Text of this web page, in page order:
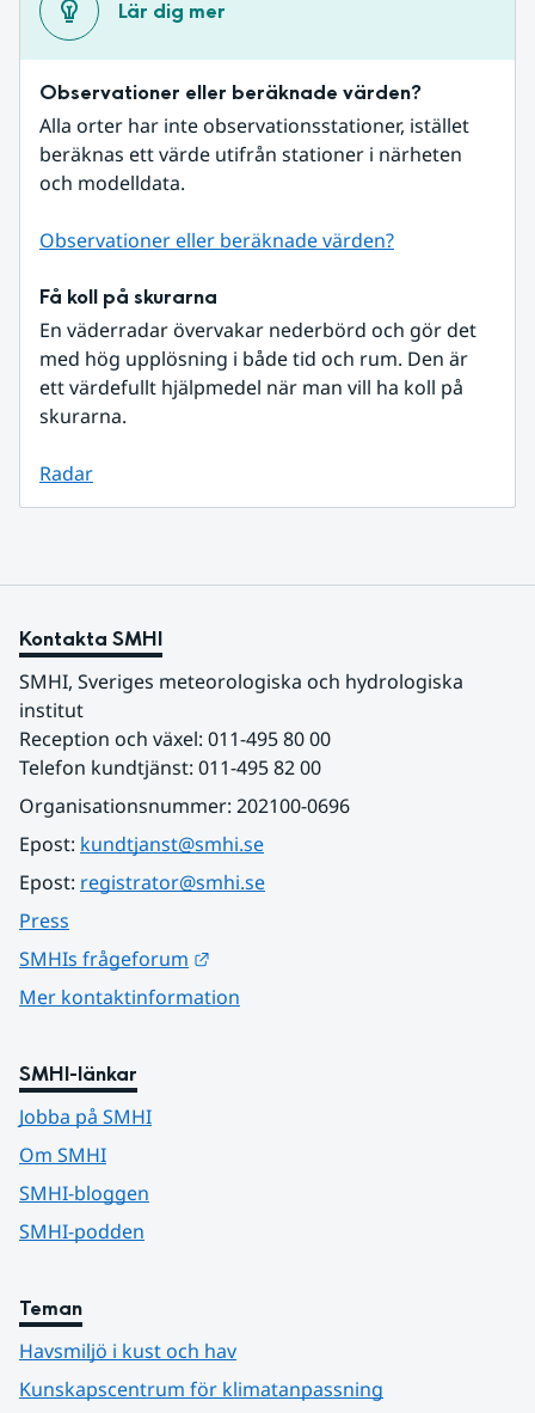
Lär dig mer
Observationer eller beräknade värden?
Alla orter har inte observationsstationer, istället
beräknas ett värde utifrån stationer i närheten
och modelldata.
Observationer eller beräknade värden?
Få koll på skurarna
En väderradar övervakar nederbörd och gör det
med hög upplösning i både tid och rum. Den är
ett värdefullt hjälpmedel när man vill ha koll på
skurarna.
Radar
Kontakta SMHI
SMHI, Sveriges meteorologiska och hydrologiska
institut
Reception och växel: 011-495 80 00
Telefon kundtjänst: 011-495 82 00
Organisationsnummer: 202100-0696
Epost: kundtjanst@smhi.se
Epost: registrator@smhi.se
Press
SMHIs frågeforum
Mer kontaktinformation
SMHI-länkar
Jobba på SMHI
Om SMHI
SMHI-bloggen
SMHI-podden
Teman
Havsmiljö i kust och hav
Kunskapscentrum för klimatanpassning